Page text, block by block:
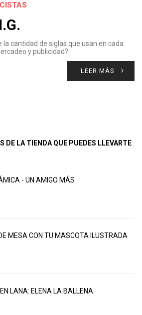
la cantidad de siglas que usan en cada
y publicidad?
LEER MÁS
DE LA TIENDA QUE PUEDES LLEVARTE
- UN AMIGO MÁS
MESA CON TU MASCOTA ILUSTRADA
LANA: ELENA LA BALLENA